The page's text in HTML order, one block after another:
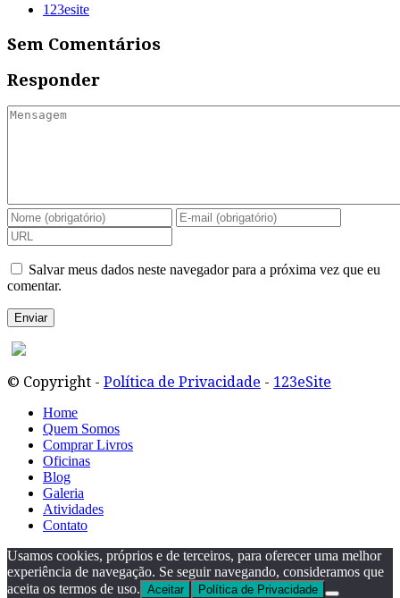
123esite
Sem Comentários
Responder
Salvar meus dados neste navegador para a próxima vez que eu
comentar.
© Copyright - Política de Privacidade - 123eSite
Home
Quem Somos
Comprar Livros
Oficinas
Blog
Galeria
Atividades
Contato
Usamos cookies, próprios e de terceiros, para oferecer uma melhor
experiência de navegação. Se seguir navegando, consideramos que
aceita os termos de uso. Aceitar Política de Privacidade